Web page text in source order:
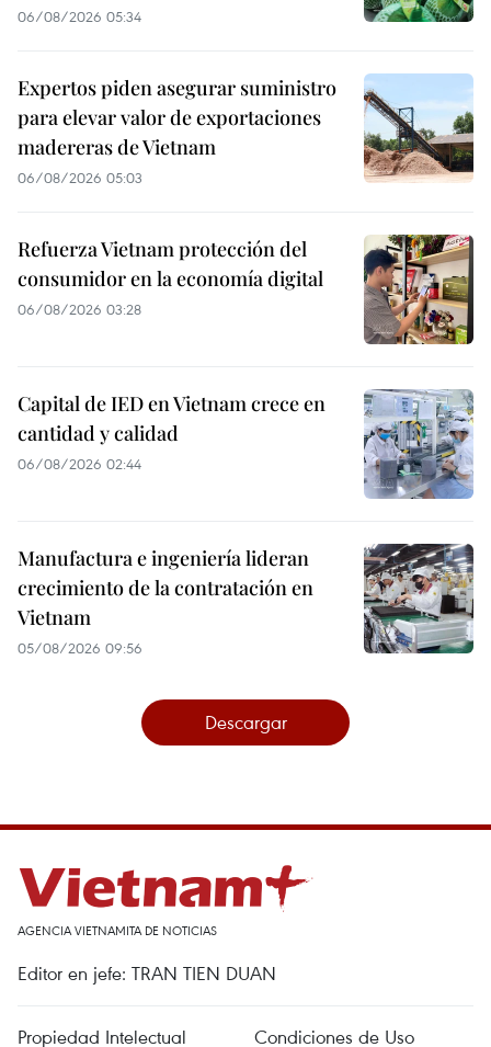
06/08/2026 05:34
Expertos piden asegurar suministro
para elevar valor de exportaciones
madereras de Vietnam
06/08/2026 05:03
Refuerza Vietnam protección del
consumidor en la economía digital
06/08/2026 03:28
Capital de IED en Vietnam crece en
cantidad y calidad
06/08/2026 02:44
Manufactura e ingeniería lideran
crecimiento de la contratación en
Vietnam
05/08/2026 09:56
Descargar
AGENCIA VIETNAMITA DE NOTICIAS
Editor en jefe: TRAN TIEN DUAN
Propiedad Intelectual Condiciones de Uso